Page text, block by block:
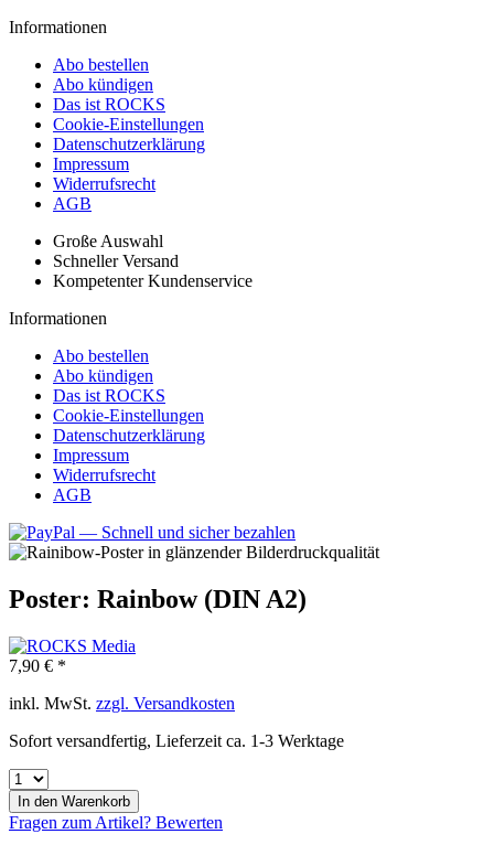
Informationen
Abo bestellen
Abo kündigen
Das ist ROCKS
Cookie-Einstellungen
Datenschutzerklärung
Impressum
Widerrufsrecht
AGB
Große Auswahl
Schneller Versand
Kompetenter Kundenservice
Informationen
Abo bestellen
Abo kündigen
Das ist ROCKS
Cookie-Einstellungen
Datenschutzerklärung
Impressum
Widerrufsrecht
AGB
Poster: Rainbow (DIN A2)
7,90 € *
inkl. MwSt. zzgl. Versandkosten
Sofort versandfertig, Lieferzeit ca. 1-3 Werktage
In den Warenkorb
Fragen zum Artikel? Bewerten